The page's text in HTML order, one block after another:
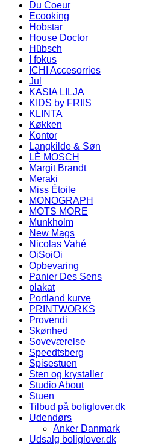
Du Coeur
Ecooking
Hobstar
House Doctor
Hübsch
I fokus
ICHI Accesorries
Jul
KASIA LILJA
KIDS by FRIIS
KLINTA
Køkken
Kontor
Langkilde & Søn
LÈ MOSCH
Margit Brandt
Meraki
Miss Étoile
MONOGRAPH
MOTS MORE
Munkholm
New Mags
Nicolas Vahé
OiSoiOi
Opbevaring
Panier Des Sens
plakat
Portland kurve
PRINTWORKS
Provendi
Skønhed
Soveværelse
Speedtsberg
Spisestuen
Sten og krystaller
Studio About
Stuen
Tilbud på boliglover.dk
Udendørs
Anker Danmark
Udsalg boliglover.dk